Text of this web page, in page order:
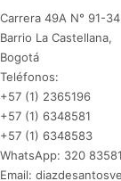
Carrera 49A N° 91-34
Barrio La Castellana,
Bogotá
Teléfonos:
+57 (1) 2365196
+57 (1) 6348581
+57 (1) 6348583
WhatsApp: 320
Email: